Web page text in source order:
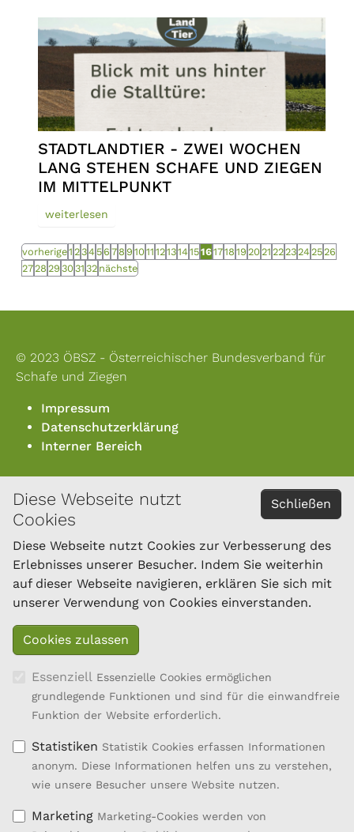
Schließen
Diese Webseite nutzt
Cookies
Diese Webseite nutzt Cookies zur Verbesserung des
Erlebnisses unserer Besucher. Indem Sie weiterhin
auf dieser Webseite navigieren, erklären Sie sich mit
unserer Verwendung von Cookies einverstanden.
Essenziell Essenzielle Cookies ermöglichen
grundlegende Funktionen und sind für die einwandfreie
Funktion der Website erforderlich.
Statistiken Statistik Cookies erfassen Informationen
anonym. Diese Informationen helfen uns zu verstehen,
wie unsere Besucher unsere Website nutzen.
Marketing Marketing-Cookies werden von
STADTLANDTIER - ZWEI WOCHEN
LANG STEHEN SCHAFE UND ZIEGEN
IM MITTELPUNKT
weiterlesen
vorherige1 234 56 7 8 9 10 11 12131415161718 19 20 21 2223242526
2728 29 30 31 32 nächste
© 2023 ÖBSZ - Österreichischer Bundesverband für
Schafe und Ziegen
Impressum
Datenschutzerklärung
Interner Bereich
KONTAKT
Österreichischer Bundesverband für Schafe und
Ziegen
Dresdner Straße 89/B1/18
1200 Wien
Tel.: 01/334 17 21-40